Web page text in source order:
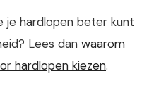
je hardlopen beter kunt
Lees dan waarom
hardlopen kiezen.